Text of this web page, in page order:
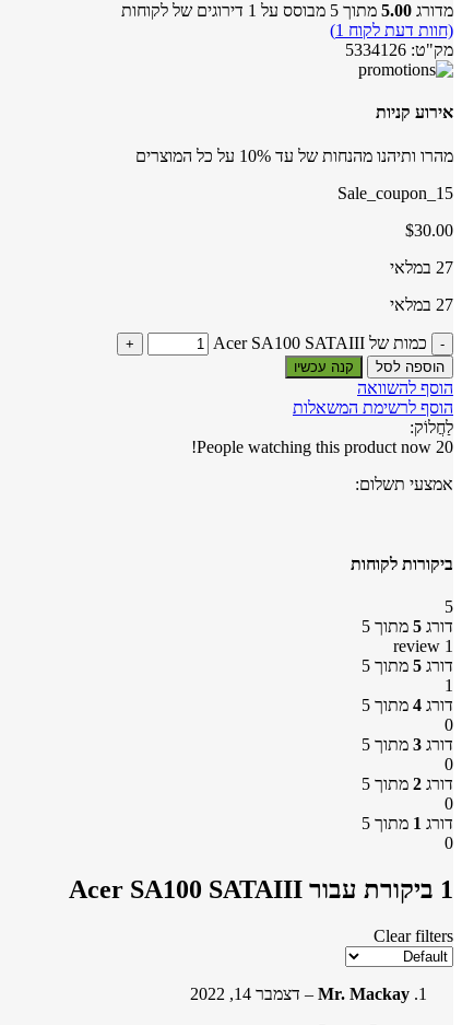
מדורג 5.00 מתוך 5 מבוסס על 1 דירוגים של לקוחות
(חוות דעת לקוח 1
)
מק"ט: 5334126
אירוע קניות
מהרו ותיהנו מהנחות של עד 10% על כל המוצרים
Sale_coupon_15
$30.00
27 במלאי
27 במלאי
כמות של Acer SA100 SATAIII
הוספה לסל קנה עכשיו
הוסף להשוואה
הוסף לרשימת המשאלות
לַחֲלוֹק:
20
People watching this product now!
אמצעי תשלום:
ביקורות לקוחות
5
דורג 5 מתוך 5
1 review
דורג 5 מתוך 5
1
דורג 4 מתוך 5
0
דורג 3 מתוך 5
0
דורג 2 מתוך 5
0
דורג 1 מתוך 5
0
1 ביקורת עבור Acer SA100 SATAIII
Clear filters
Mr. Mackay
– דצמבר 14, 2022